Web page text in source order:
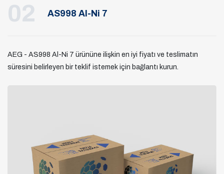
02 AS998 Al-Ni 7
AEG - AS998 Al-Ni 7 ürününe ilişkin en iyi fiyatı ve teslimatın
süresini belirleyen bir teklif istemek için bağlantı kurun.